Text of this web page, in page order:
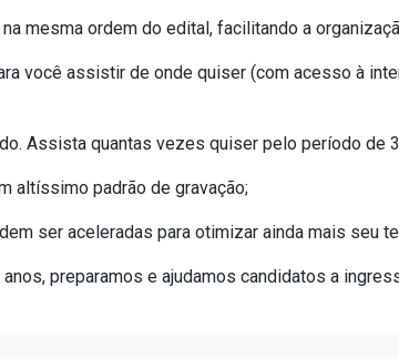
na mesma ordem do edital, facilitando a
você assistir de onde quiser (com acesso à
Assista quantas vezes quiser pelo período de
altíssimo padrão de gravação;
ser aceleradas para otimizar ainda mais seu
anos, preparamos e ajudamos candidatos a